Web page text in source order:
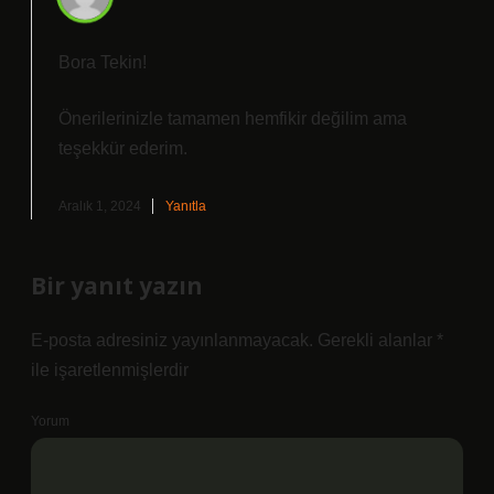
Bora Tekin!
Önerilerinizle tamamen hemfikir değilim ama
teşekkür ederim.
Aralık 1, 2024 Yanıtla
Bir yanıt yazın
E-posta adresiniz yayınlanmayacak. Gerekli alanlar *
ile işaretlenmişlerdir
Yorum